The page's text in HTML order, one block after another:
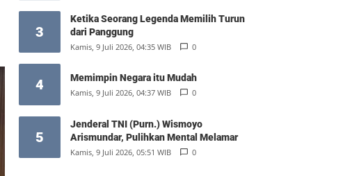
3
Ketika Seorang Legenda Memilih Turun
dari Panggung
Kamis, 9 Juli 2026, 04:35 WIB 0
4 Memimpin Negara itu Mudah
Kamis, 9 Juli 2026, 04:37 WIB 0
5
Jenderal TNI (Purn.) Wismoyo
Arismundar, Pulihkan Mental Melamar
Kamis, 9 Juli 2026, 05:51 WIB 0